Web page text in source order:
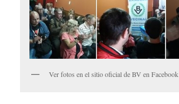
Ver fotos en el sitio oficial de BV en Facebook